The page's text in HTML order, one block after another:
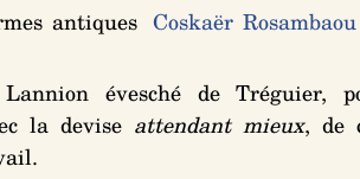
antiques Coskaër Rosambaou
évesché de Tréguier,
la devise attendant mieux, de